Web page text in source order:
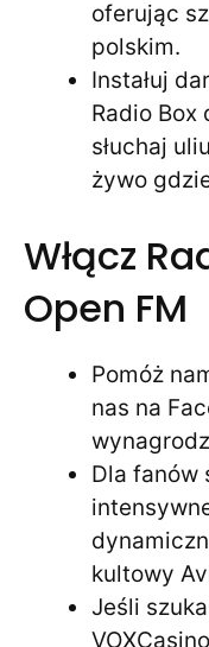
oferując
polskim.
Instałuj
Radio Box
słuchaj
żywo
Włącz
Open FM
Pomóż
nas na
Dla fanów
kultowy
Jeśli